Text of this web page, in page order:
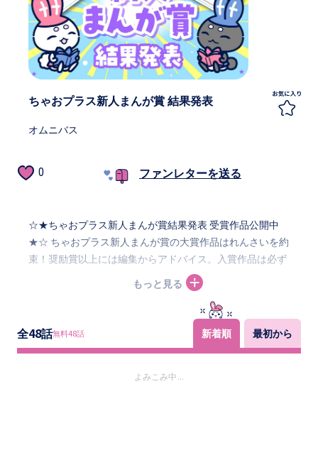
ちゃおプラス新人まんが賞 結果発表
オムニバス
0 ファンレターを送る
☆★ちゃおプラス新人まんが賞結果発表 受賞作品公開中
★☆ ちゃおプラス新人まんが賞の大賞作品はれんさいを約
束！奨励賞以上には編集からアドバイス。入賞作品は必ず
web掲載！自分好きでデビューを目指そう！
もっと見る
全48話無料48話 新着順 最初から
よみこみ中...